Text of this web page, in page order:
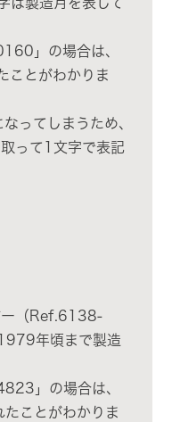
は製造月を表して
」の場合は、
ことがわかりま
ってしまうため、
って1文字で表記
ー（Ref.6138-
年頃まで製造
」の場合は、
ことがわかりま